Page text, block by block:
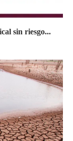
sin riesgo...